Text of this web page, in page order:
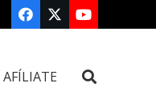
AFÍLIATE